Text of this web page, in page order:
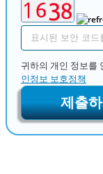
귀하의 개인 정보를
인정보 보호정책
제출